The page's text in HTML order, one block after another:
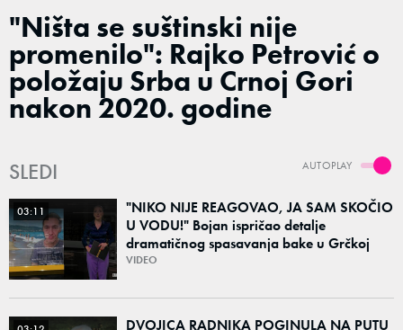
"Ništa se suštinski nije
promenilo": Rajko Petrović o
položaju Srba u Crnoj Gori
nakon 2020. godine
AUTOPLAY
SLEDI
03:11
"NIKO NIJE REAGOVAO, JA SAM SKOČIO
U VODU!" Bojan ispričao detalje
dramatičnog spasavanja bake u Grčkoj
VIDEO
DVOJICA RADNIKA POGINULA NA PUTU